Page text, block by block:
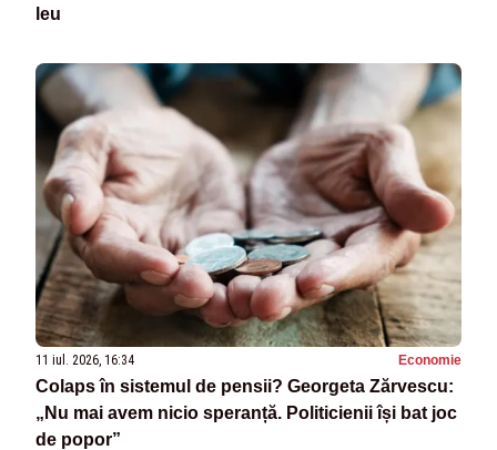
leu
11 iul. 2026, 16:34 Economie
Colaps în sistemul de pensii? Georgeta Zărvescu:
„Nu mai avem nicio speranță. Politicienii își bat joc
de popor”